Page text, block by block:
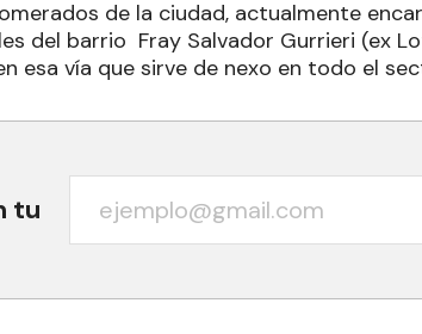
de la ciudad, actualmente
del barrio Fray Salvador Gurrieri (ex
esa vía que sirve de nexo en todo el
tu